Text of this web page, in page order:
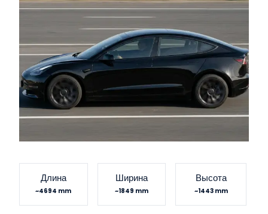
Длина
~4694 mm
Ширина
~1849 mm
Высота
~1443 mm